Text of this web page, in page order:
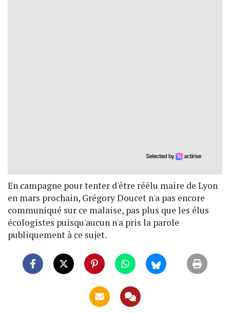
En campagne pour tenter d'être réélu maire de Lyon
en mars prochain, Grégory Doucet n'a pas encore
communiqué sur ce malaise, pas plus que les élus
écologistes puisqu'aucun n'a pris la parole
publiquement à ce sujet.